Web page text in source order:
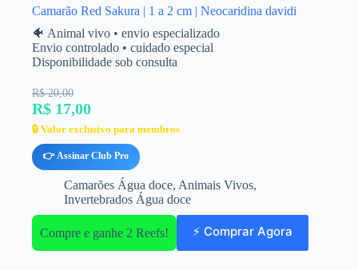
Camarão Red Sakura | 1 a 2 cm | Neocaridina davidi
🐠 Animal vivo • envio especializado
Envio controlado • cuidado especial
Disponibilidade sob consulta
R$ 20,00
R$ 17,00
🔒 Valor exclusivo para membros
👉 Assinar Club Pro
Camarões Água doce, Animais Vivos,
Invertebrados Água doce
Compre e ganhe 2 Reefs! ⚡ Comprar Agora